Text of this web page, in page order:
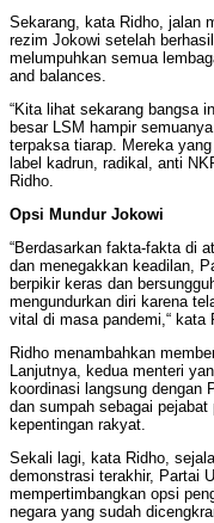
Sekarang, kata Ridho, jalan
rezim Jokowi setelah
melumpuhkan semua
and balances.
“Kita lihat sekarang bangsa
besar LSM hampir
terpaksa tiarap. Mereka
label kadrun, radikal, anti
Ridho.
Opsi Mundur Jokowi
“Berdasarkan fakta-fakta di
dan menegakkan keadilan,
berpikir keras dan
mengundurkan diri karena
vital di masa pandemi,“ kata
Ridho menambahkan
Lanjutnya, kedua menteri
koordinasi langsung dengan
dan sumpah sebagai
kepentingan rakyat.
Sekali lagi, kata Ridho,
demonstrasi terakhir, Partai
mempertimbangkan opsi
negara yang sudah